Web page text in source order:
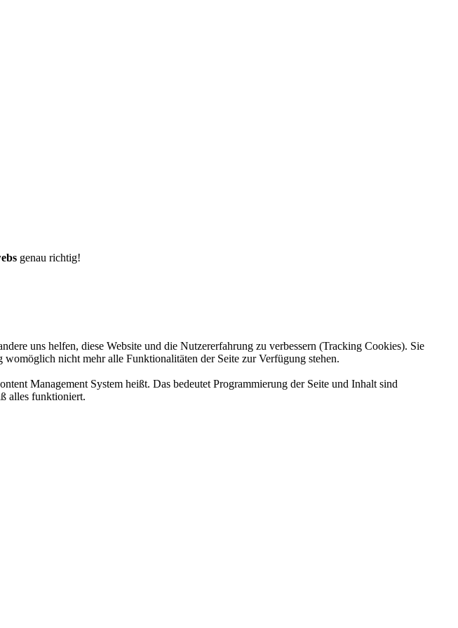
genau richtig!
Management System heißt. Das bedeutet Programmierung der Seite und Inhalt sind
alles funktioniert.
uns helfen, diese Website und die Nutzererfahrung zu verbessern (Tracking Cookies). Sie
nicht mehr alle Funktionalitäten der Seite zur Verfügung stehen.